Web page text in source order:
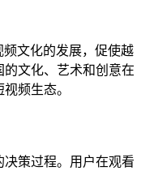
频文化的发展，促使越
文化、艺术和创意在
频生态。
策过程。用户在观看